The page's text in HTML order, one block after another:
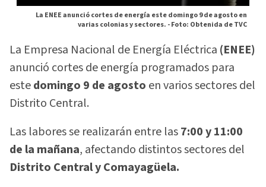
La ENEE anunció cortes de energía este domingo 9 de agosto en
varias colonias y sectores. -Foto: Obtenida de TVC
La Empresa Nacional de Energía Eléctrica (ENEE)
anunció cortes de energía programados para
estedomingo 9 de agosto en varios sectores del
Distrito Central.
Las labores se realizarán entre las7:00 y 11:00
de la mañana, afectando distintos sectores del
Distrito Central y Comayagüela.